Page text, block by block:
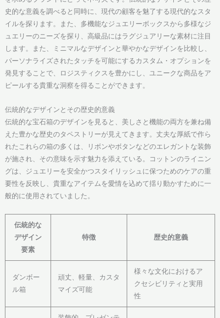
史的な意義を調べると同時に、現代の顧客を魅了する現代的なスタ
イルを探ります。また、多機能なジュエリーボックスから多様なジ
ュエリーのニーズを探り、高級品にはラグジュアリーな素材に注目
します。また、ミニマルなデザインと華やかなデザインを比較し、
パーソナライズされたタッチを可能にするカスタム・オプションを
発見することで、ロジスティクスを豊かにし、ユニークな商品をア
ピールする貴重な洞察を得ることができます。
伝統的なデザインとその歴史的意義
伝統的な宝石箱のデザインを見ると、美しさと機能の両方を兼ね備
えた豊かな歴史のタペストリーが見えてきます。丈夫な厚紙で作ら
れたこれらの箱の多くは、リボンやボタンなどのエレガントな装飾
が施され、その意味を示す魅力を添えている。コットンのライニン
グは、ジュエリーを安全かつスタイリッシュに保つためのケアの重
要性を反映し、貴重なアイテムを愛情を込めて揺り動かすために一
般的に使用されていました。
伝統的な
デザイン
要素
特徴 歴史的意義
ダンボー
ル箱
頑丈、軽量、カスタ
マイズ可能
様々な文化におけるア
クセシビリティと実用
性